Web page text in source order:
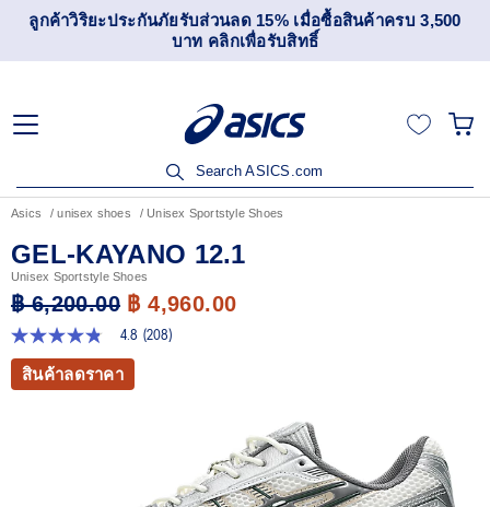
เข้าร่วม OneASICS™ เพื่อสะสมคะแนน และสิทธิพิเศษสำหรับ
สมาชิกเท่านั้น สมัครเลย
Search ASICS.com
Asics unisex shoes Unisex Sportstyle Shoes
GEL-KAYANO 12.1
Unisex Sportstyle Shoes
฿ 6,200.00 ฿ 4,960.00
4.8
จาก
ดาว
4.8 (208)
สินค้าลดราคา